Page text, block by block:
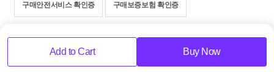
Add to Cart Buy Now
구매안전서비스 확인증 구매보증보험 확인증